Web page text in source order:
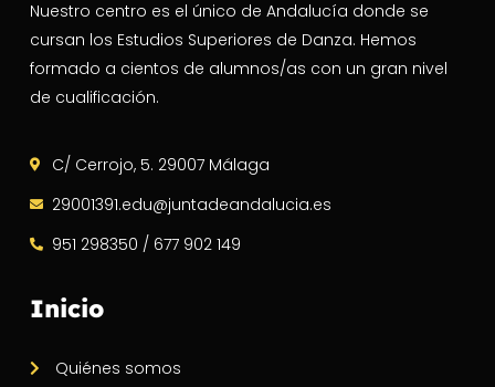
Nuestro centro es el único de Andalucía donde se
cursan los Estudios Superiores de Danza. Hemos
formado a cientos de alumnos/as con un gran nivel
de cualificación.
C/ Cerrojo, 5. 29007 Málaga
29001391.edu@juntadeandalucia.es
951 298350 / 677 902 149
Inicio
Quiénes somos